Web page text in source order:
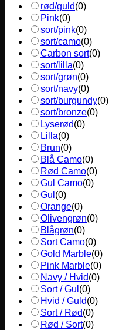
rød/guld(0)
Pink(0)
sort/pink(0)
sort/camo(0)
Carbon sort(0)
sort/lilla(0)
sort/grøn(0)
sort/navy(0)
sort/burgundy(0)
sort/bronze(0)
Lyserød(0)
Lilla(0)
Brun(0)
Blå Camo(0)
Rød Camo(0)
Gul Camo(0)
Gul (0)
Orange(0)
Olivengrøn(0)
Blågrøn(0)
Sort Camo(0)
Gold Marble(0)
Pink Marble(0)
Navy / Hvid(0)
Sort / Gul (0)
Hvid / Guld(0)
Sort / Rød(0)
Rød / Sort(0)